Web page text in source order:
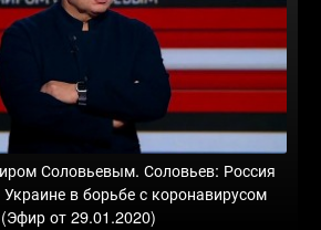
Соловьевым. Соловьев: Россия
в борьбе с коронавирусом
(Эфир от 29.01.2020)